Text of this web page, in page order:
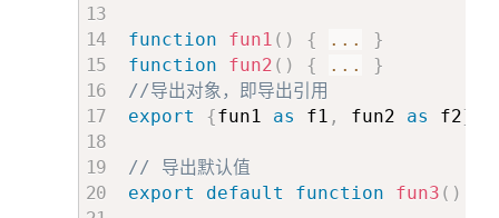
function fun1 ( ) { ...
}
function
fun2 ( ) { ...
}
//导出对象，即导出引用
export
{fun1 as f1 , fun2 as f2}
// 导出默认值
export
default function fun3 ( )